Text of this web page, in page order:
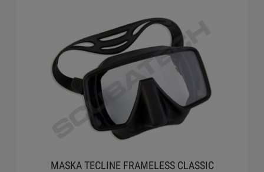
MASKA TECLINE FRAMELESS CLASSIC